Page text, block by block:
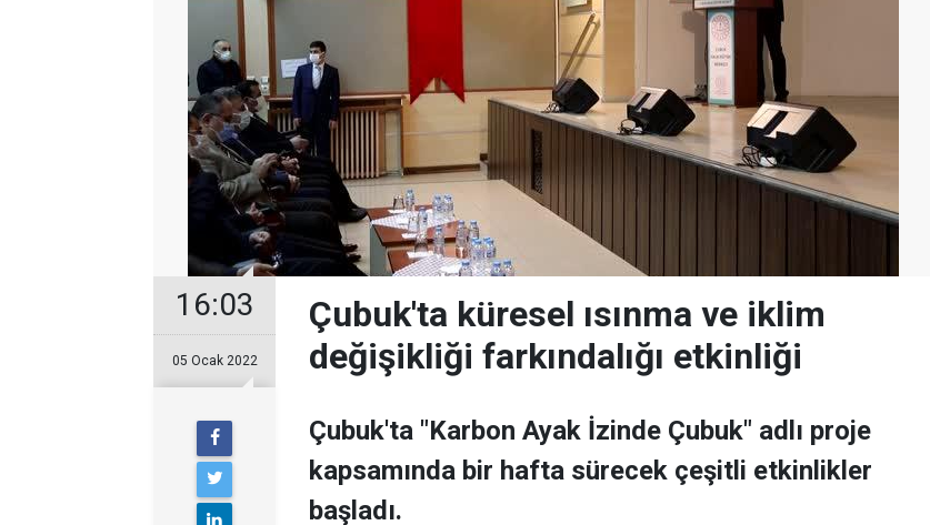
16:03
05 Ocak 2022
Çubuk'ta küresel ısınma ve iklim
değişikliği farkındalığı etkinliği
Çubuk'ta "Karbon Ayak İzinde Çubuk" adlı proje
kapsamında bir hafta sürecek çeşitli etkinlikler
başladı.